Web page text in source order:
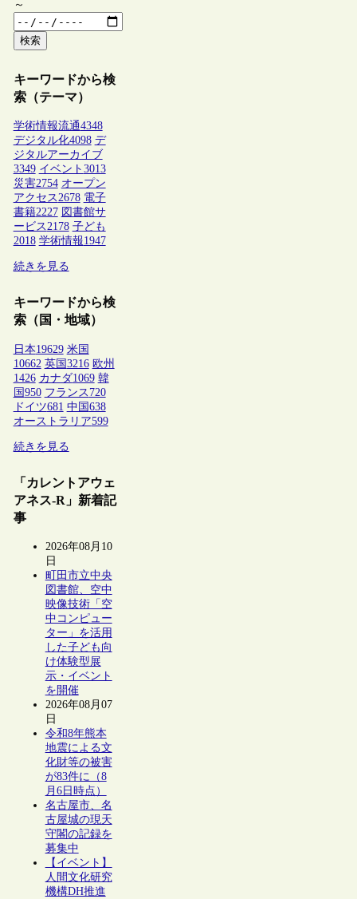
～
検索
キーワードから検
索（テーマ）
学術情報流通4348
デジタル化4098 デ
ジタルアーカイブ
3349 イベント 3013
災害2754 オープン
アクセス2678 電子
書籍2227 図書館サ
ービス2178 子ども
2018 学術情報1947
続きを見る
キーワードから検
索（国・地域）
日本19629 米国
10662 英国3216 欧州
1426 カナダ1069 韓
国950 フランス 720
ドイツ681 中国638
オーストラリア599
続きを見る
「カレントアウェ
アネス-R」新着記
事
2026年08月10
日
町田市立中央
図書館、空中
映像技術「空
中コンピュー
ター」を活用
した子ども向
け体験型展
示・イベント
を開催
2026年08月07
日
令和8年熊本
地震による文
化財等の被害
が83件に（8
月6日時点）
名古屋市、名
古屋城の現天
守閣の記録を
募集中
【イベント】
人間文化研究
機構DH推進